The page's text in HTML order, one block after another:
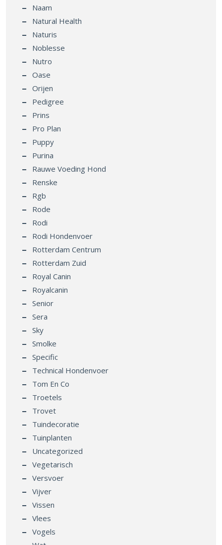
Naam
Natural Health
Naturis
Noblesse
Nutro
Oase
Orijen
Pedigree
Prins
Pro Plan
Puppy
Purina
Rauwe Voeding Hond
Renske
Rgb
Rode
Rodi
Rodi Hondenvoer
Rotterdam Centrum
Rotterdam Zuid
Royal Canin
Royalcanin
Senior
Sera
Sky
Smolke
Specific
Technical Hondenvoer
Tom En Co
Troetels
Trovet
Tuindecoratie
Tuinplanten
Uncategorized
Vegetarisch
Versvoer
Vijver
Vissen
Vlees
Vogels